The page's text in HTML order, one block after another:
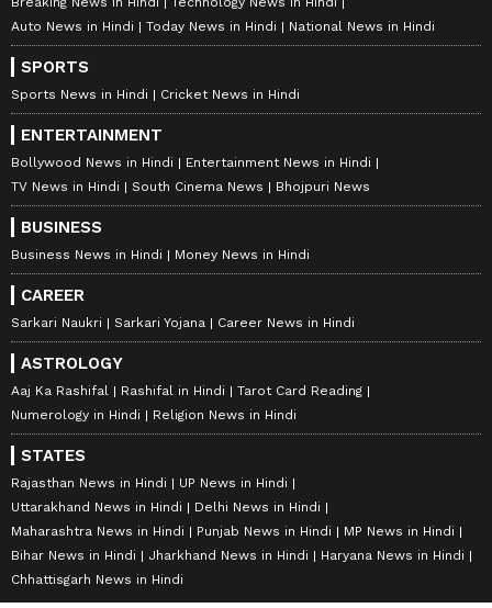
Auto News in Hindi
Today News in Hindi National News in Hindi
SPORTS
Sports News in Hindi Cricket News in Hindi
ENTERTAINMENT
Bollywood News in Hindi
Entertainment News in Hindi
TV News in Hindi
South Cinema News Bhojpuri News
BUSINESS
Business News in Hindi Money News in Hindi
CAREER
Sarkari Naukri Sarkari Yojana Career News in Hindi
ASTROLOGY
Aaj Ka Rashifal Rashifal in Hindi
Tarot Card Reading
Numerology in Hindi
Religion News in Hindi
STATES
Rajasthan News in Hindi
UP News in Hindi
Uttarakhand News in Hindi
Delhi News in Hindi
Maharashtra News in Hindi
Punjab News in Hindi
MP News in Hindi
Bihar News in Hindi
Jharkhand News in Hindi
Haryana News in Hindi
Chhattisgarh News in Hindi